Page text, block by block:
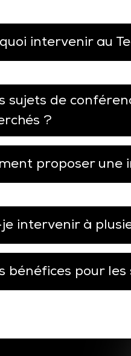
intervenir au
sujets de
?
proposer une
intervenir à
bénéfices pour les